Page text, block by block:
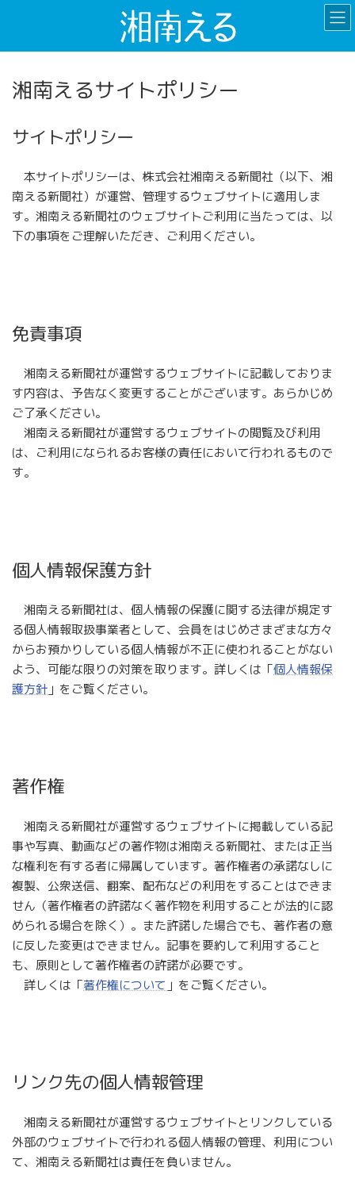
湘南えるサイトポリシー
サイトポリシー
本サイトポリシーは、株式会社湘南える新聞社（以下、湘
南える新聞社）が運営、管理するウェブサイトに適用しま
す。湘南える新聞社のウェブサイトご利用に当たっては、以
下の事項をご理解いただき、ご利用ください。
免責事項
湘南える新聞社が運営するウェブサイトに記載しておりま
す内容は、予告なく変更することがございます。あらかじめ
ご了承ください。
湘南える新聞社が運営するウェブサイトの閲覧及び利用
は、ご利用になられるお客様の責任において行われるもので
す。
個人情報保護方針
湘南える新聞社は、個人情報の保護に関する法律が規定す
る個人情報取扱事業者として、会員をはじめさまざまな方々
からお預かりしている個人情報が不正に使われることがない
よう、可能な限りの対策を取ります。詳しくは「個人情報保
護方針 」をご覧ください。
著作権
湘南える新聞社が運営するウェブサイトに掲載している記
事や写真、動画などの著作物は湘南える新聞社、または正当
な権利を有する者に帰属しています。著作権者の承諾なしに
複製、公衆送信、翻案、配布などの利用をすることはできま
せん（著作権者の許諾なく著作物を利用することが法的に認
められる場合を除く）。また許諾した場合でも、著作者の意
に反した変更はできません。記事を要約して利用すること
も、原則として著作権者の許諾が必要です。
詳しくは「著作権について 」をご覧ください。
リンク先の個人情報管理
湘南える新聞社が運営するウェブサイトとリンクしている
外部のウェブサイトで行われる個人情報の管理、利用につい
て、湘南える新聞社は責任を負いません。